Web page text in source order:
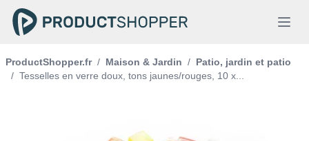
ProductShopper.fr / Maison & Jardin / Patio, jardin et patio
/ Tesselles en verre doux, tons jaunes/rouges, 10 x...